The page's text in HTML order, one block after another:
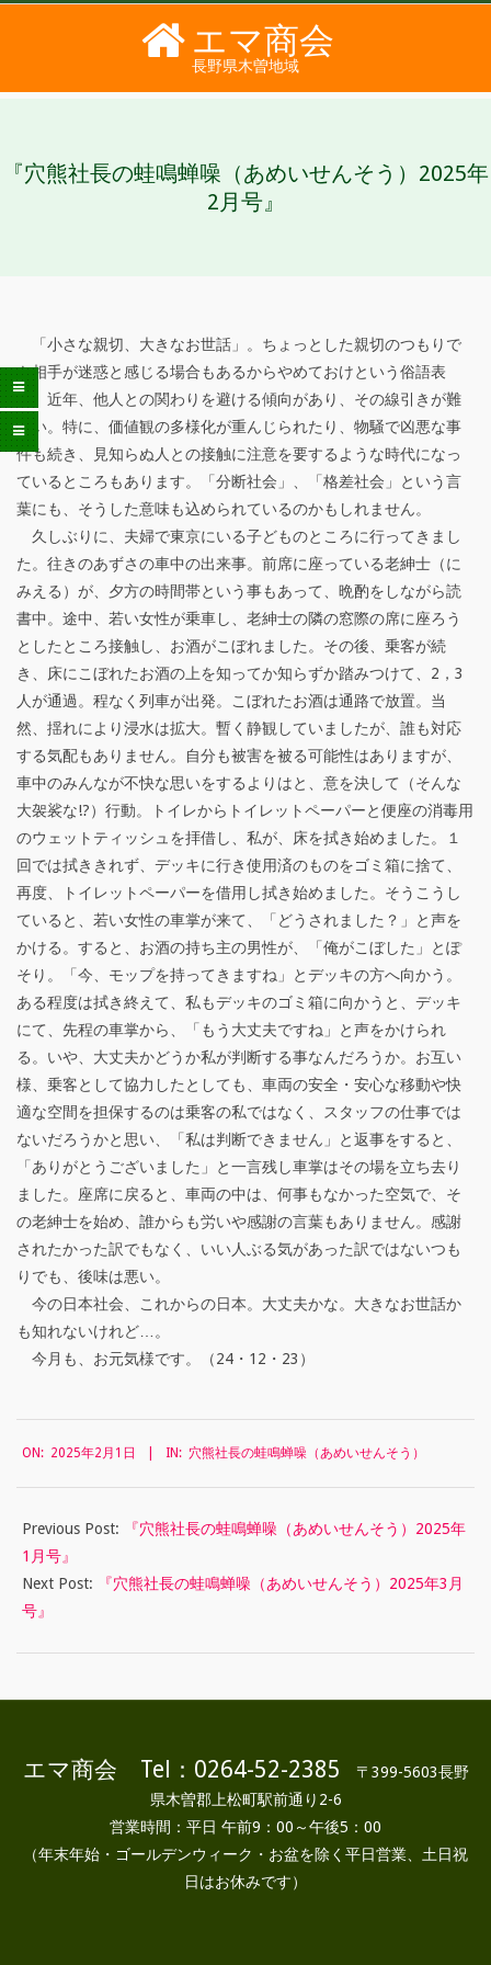
エマ商会
長野県木曽地域
MENU
MENU
『穴熊社長の蛙鳴蝉噪（あめいせんそう）2025年
2月号』
『
穴
熊
社
長
の
蛙
鳴
蝉
噪
（
あ
め
い
せ
ん
そ
う
）
2
0
2
5
年
2
号
「小さな親切、大きなお世話」。ちょっとした親切のつもりで
も相手が迷惑と感じる場合もあるからやめておけという俗語表
現。近年、他人との関わりを避ける傾向があり、その線引きが難
しい。特に、価値観の多様化が重んじられたり、物騒で凶悪な事
件も続き、見知らぬ人との接触に注意を要するような時代になっ
ているところもあります。「分断社会」、「格差社会」という言
葉にも、そうした意味も込められているのかもしれません。
久しぶりに、夫婦で東京にいる子どものところに行ってきまし
た。往きのあずさの車中の出来事。前席に座っている老紳士（に
みえる）が、夕方の時間帯という事もあって、晩酌をしながら読
書中。途中、若い女性が乗車し、老紳士の隣の窓際の席に座ろう
としたところ接触し、お酒がこぼれました。その後、乗客が続
き、床にこぼれたお酒の上を知ってか知らずか踏みつけて、2，3
人が通過。程なく列車が出発。こぼれたお酒は通路で放置。当
然、揺れにより浸水は拡大。暫く静観していましたが、誰も対応
する気配もありません。自分も被害を被る可能性はありますが、
車中のみんなが不快な思いをするよりはと、意を決して（そんな
大袈裟な!?）行動。トイレからトイレットペーパーと便座の消毒用
のウェットティッシュを拝借し、私が、床を拭き始めました。１
回では拭ききれず、デッキに行き使用済のものをゴミ箱に捨て、
再度、トイレットペーパーを借用し拭き始めました。そうこうし
ていると、若い女性の車掌が来て、「どうされました？」と声を
かける。すると、お酒の持ち主の男性が、「俺がこぼした」とぽ
そり。「今、モップを持ってきますね」とデッキの方へ向かう。
ある程度は拭き終えて、私もデッキのゴミ箱に向かうと、デッキ
にて、先程の車掌から、「もう大丈夫ですね」と声をかけられ
る。いや、大丈夫かどうか私が判断する事なんだろうか。お互い
様、乗客として協力したとしても、車両の安全・安心な移動や快
適な空間を担保するのは乗客の私ではなく、スタッフの仕事では
ないだろうかと思い、「私は判断できません」と返事をすると、
「ありがとうございました」と一言残し車掌はその場を立ち去り
ました。座席に戻ると、車両の中は、何事もなかった空気で、そ
の老紳士を始め、誰からも労いや感謝の言葉もありません。感謝
されたかった訳でもなく、いい人ぶる気があった訳ではないつも
りでも、後味は悪い。
今の日本社会、これからの日本。大丈夫かな。大きなお世話か
も知れないけれど…。
今月も、お元気様です。（24・12・23）
02-
01
ON: 2025年2月1日 IN: 穴熊社長の蛙鳴蝉噪（あめいせんそう）
Previous Post:
『穴熊社長の蛙鳴蝉噪（あめいせんそう）2025年
1月号』
Next Post:
『穴熊社長の蛙鳴蝉噪（あめいせんそう）2025年3月
号』
エマ商会 Tel：0264-52-2385 〒399-5603長野
県木曽郡上松町駅前通り2-6
営業時間：平日 午前9：00～午後5：00
（年末年始・ゴールデンウィーク・お盆を除く平日営業、土日祝
日はお休みです）